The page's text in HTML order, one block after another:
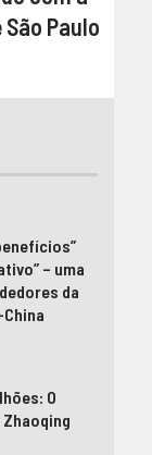
Paulo
– uma
da
O